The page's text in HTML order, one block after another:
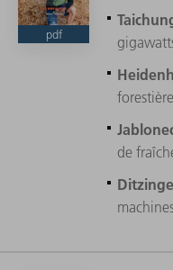
pdf
de